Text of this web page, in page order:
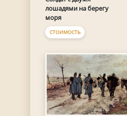
лошадями на берегу
моря
СТОИМОСТЬ